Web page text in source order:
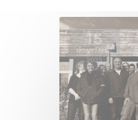
15
NOVEMBRE
2025